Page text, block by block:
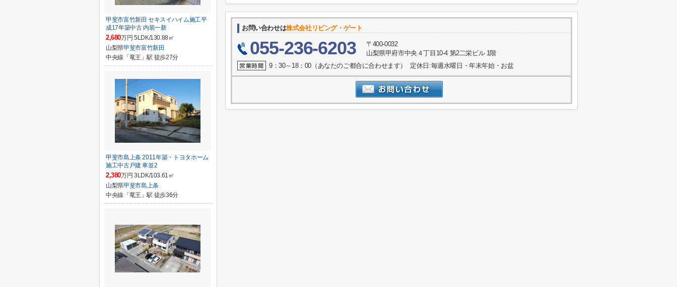
お問い合わせは株式会社リビング・ゲート
055-236-6203
〒400-0032
山梨県甲府市中央４丁目10-4 第2二栄ビル 1階
9：30～18：00（あなたのご都合に合わせます） 定休日:毎週水曜日・年末年始・お盆
甲斐市富竹新田 セキスイハイム施工平
成17年築中古 内装一新
2,680万円 5LDK/130.88㎡
山梨県甲斐市富竹新田
中央線「竜王」駅 徒歩27分
甲斐市島上条 2011年築・トヨタホーム
施工中古戸建 車並2
2,380万円 3LDK/103.61㎡
山梨県甲斐市島上条
中央線「竜王」駅 徒歩36分